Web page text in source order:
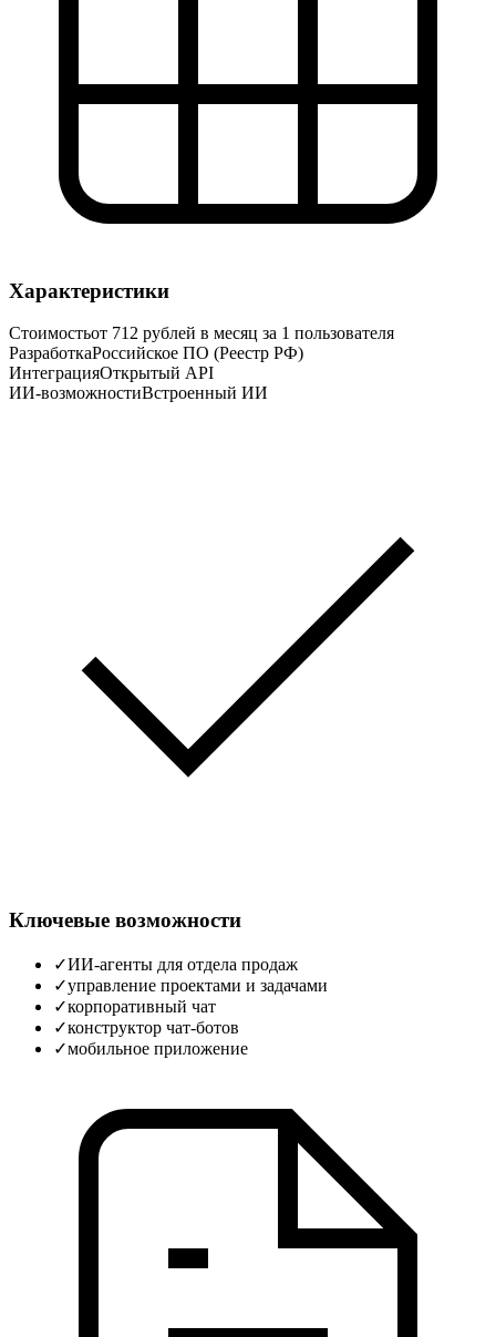
Характеристики
Стоимостьот 712 рублей в месяц за 1 пользователя
РазработкаРоссийское ПО (Реестр РФ)
ИнтеграцияОткрытый API
ИИ-возможностиВстроенный ИИ
Ключевые возможности
✓ИИ-агенты для отдела продаж
✓управление проектами и задачами
✓корпоративный чат
✓конструктор чат-ботов
✓мобильное приложение